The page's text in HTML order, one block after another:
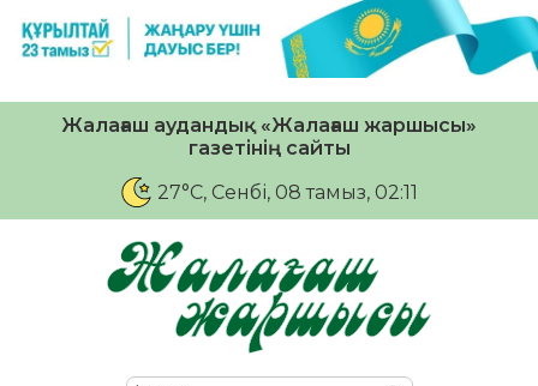
Жалағаш аудандық «Жалағаш жаршысы»
газетінің сайты
27°C, Сенбі, 08 тамыз, 02:11